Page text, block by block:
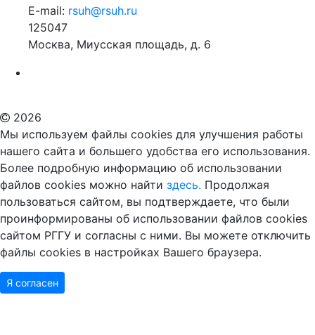
E-mail: rsuh@rsuh.ru
125047
Москва, Миусская площадь, д. 6
2026
Мы используем файлы cookies для улучшения работы
нашего сайта и большего удобства его использования.
Более подробную информацию об использовании
файлов cookies можно найти здесь. Продолжая
пользоваться сайтом, вы подтверждаете, что были
проинформированы об использовании файлов cookies
сайтом РГГУ и согласны с ними. Вы можете отключить
файлы cookies в настройках Вашего браузера.
Я согласен